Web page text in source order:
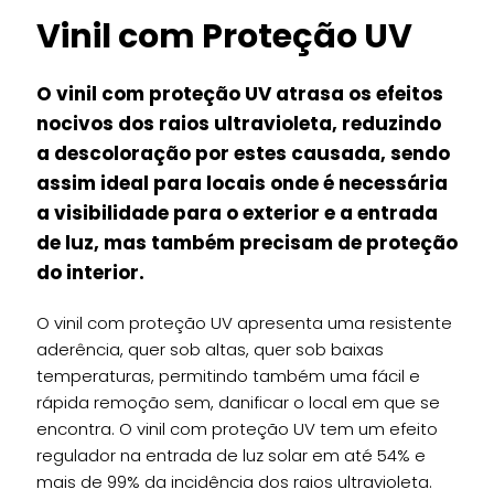
Vinil com Proteção UV
O vinil com proteção UV atrasa os efeitos
nocivos dos raios ultravioleta, reduzindo
a descoloração por estes causada, sendo
assim ideal para locais onde é necessária
a visibilidade para o exterior e a entrada
de luz, mas também precisam de proteção
do interior.
O vinil com proteção UV apresenta uma resistente
aderência, quer sob altas, quer sob baixas
temperaturas, permitindo também uma fácil e
rápida remoção sem, danificar o local em que se
encontra. O vinil com proteção UV tem um efeito
regulador na entrada de luz solar em até 54% e
mais de 99% da incidência dos raios ultravioleta.